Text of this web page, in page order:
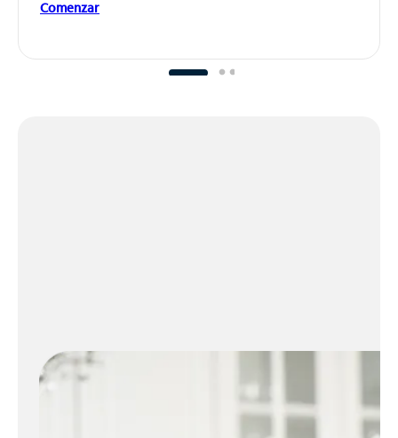
Comenzar